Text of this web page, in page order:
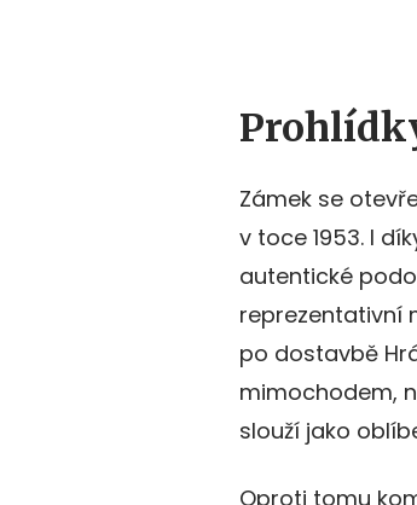
Zámek se
v toce 1953. I
autentické
reprezentativní
po dostavbě
mimochodem,
slouží jako
Oproti tomu